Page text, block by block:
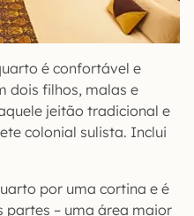
é confortável e
dois filhos, malas e
jeitão tradicional e
colonial sulista. Inclui
por uma cortina e é
partes – uma área maior